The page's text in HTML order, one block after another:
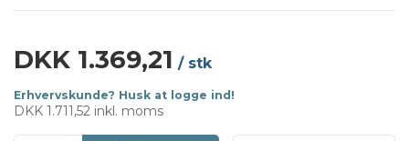
DKK 1.369,21 / stk
Erhvervskunde? Husk at logge ind!
DKK 1.711,52 inkl. moms